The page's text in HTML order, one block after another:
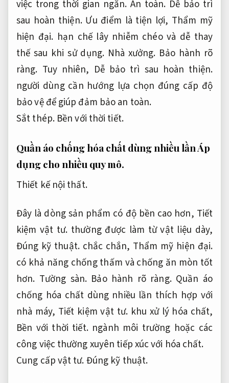
việc trong thời gian ngắn.An toàn. Dễ bảo trì
sau hoàn thiện.Ưu điểm là tiện lợi, Thẩm mỹ
hiện đại. hạn chế lây nhiễm chéo và dễ thay
thế sau khi sử dụng. Nhà xưởng. Bảo hành rõ
ràng. Tuy nhiên, Dễ bảo trì sau hoàn thiện.
người dùng cần hướng lựa chọn đúng cấp độ
bảo vệ để giúp đảm bảo an toàn.
Sắt thép. Bền với thời tiết.
Quần áo chống hóa chất dùng nhiều lầnÁp
dụng cho nhiều quy mô.
Thiết kế nội thất.
Đây là dòng sản phẩm có độ bền cao hơn, Tiết
kiệm vật tư. thường được làm từ vật liệu dày,
Đúng kỹ thuật.chắc chắn, Thẩm mỹ hiện đại.
có khả năng chống thấm và chống ăn mòn tốt
hơn. Tường sàn. Bảo hành rõ ràng.Quần áo
chống hóa chất dùng nhiều lần thích hợp với
nhà máy, Tiết kiệm vật tư.khu xử lý hóa chất,
Bền với thời tiết.ngành môi trường hoặc các
công việc thường xuyên tiếp xúc với hóa chất.
Cung cấp vật tư.Đúng kỹ thuật.